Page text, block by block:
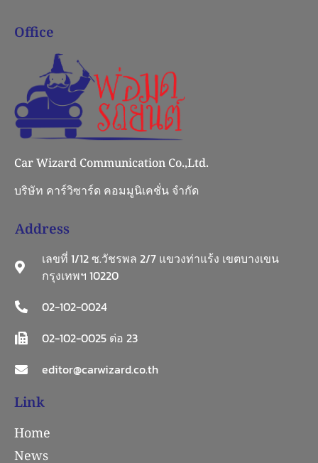
Office
Car Wizard Communication Co.,Ltd.
บริษัท คาร์วิซาร์ด คอมมูนิเคชั่น จำกัด
Address
เลขที่ 1/12 ซ.วัชรพล 2/7 แขวงท่าแร้ง เขตบางเขน
กรุงเทพฯ 10220
02-102-0024
02-102-0025 ต่อ 23
editor@carwizard.co.th
Link
Home
News